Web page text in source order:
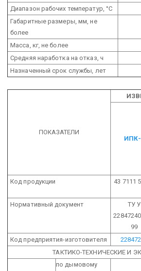
Диапазон рабочих температур, °С
Габаритные размеры, мм, не
более
Масса, кг, не более
Средняя наработка на отказ, ч
Назначенный срок службы, лет
ПОКАЗАТЕЛИ
Код продукции 43 7111
Нормативный документ
ТУ У
99
Код предприятия-изготовителя
ТАКТИКО-ТЕХНИЧЕСКИЕ И
по дымовому